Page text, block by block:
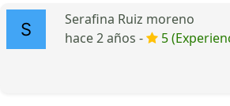
Serafina Ruiz moreno
hace 2 años -
5